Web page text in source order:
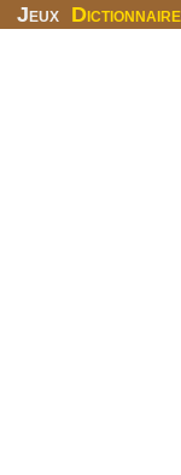
Jeux Dictionnaire